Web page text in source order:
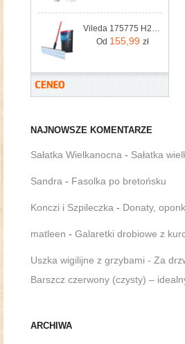
Od 155,99 zł
NAJNOWSZE KOMENTARZE
Sałatka Wielkanocna - Sałatka
Sandra - Fasolka po bretońsku
Konczi i Szpileczka - Donaty,
matleen - Galaretki drobiowe z
Uszka wigilijne z grzybami - Za
Barszcz czerwony (czysty) –
ARCHIWA